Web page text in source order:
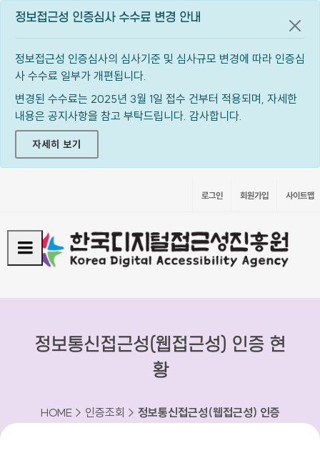
정보접근성 인증심사 수수료 변경 안내
정보접근성 인증심사의 심사기준 및 심사규모 변경에 따라 인증심
사 수수료 일부가 개편됩니다.
변경된 수수료는 2025년 3월 1일 접수 건부터 적용되며, 자세한
내용은 공지사항을 참고 부탁드립니다. 감사합니다.
자세히 보기
공지
로그인 회원가입 사이트맵
정보통신접근성(웹접근성) 인증 현
황
HOME > 인증조회 > 정보통신접근성(웹접근성) 인증